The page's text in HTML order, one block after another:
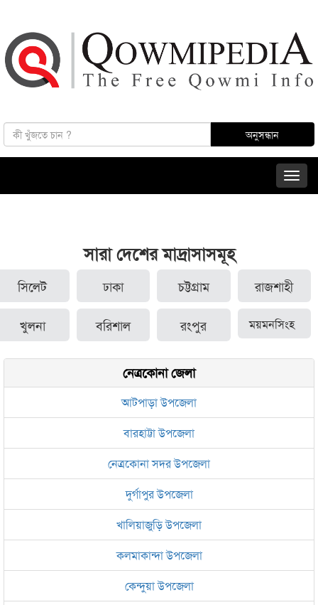
সারা দেশের মাদ্রাসাসমূহ
সিলেট ঢাকা চট্টগ্রাম রাজশাহী
খুলনা বরিশাল রংপুর ময়মনসিংহ
নেত্রকোনা জেলা
আটপাড়া উপজেলা
বারহাট্টা উপজেলা
নেত্রকোনা সদর উপজেলা
দুর্গাপুর উপজেলা
খালিয়াজুড়ি উপজেলা
কলমাকান্দা উপজেলা
কেন্দুয়া উপজেলা